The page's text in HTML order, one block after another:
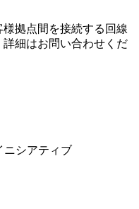
拠点間を接続する回線
細はお問い合わせくだ
ニシアティブ